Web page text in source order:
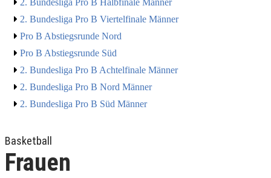
2. Bundesliga Pro B Halbfinale Männer
2. Bundesliga Pro B Viertelfinale Männer
Pro B Abstiegsrunde Nord
Pro B Abstiegsrunde Süd
2. Bundesliga Pro B Achtelfinale Männer
2. Bundesliga Pro B Nord Männer
2. Bundesliga Pro B Süd Männer
Basketball
Frauen